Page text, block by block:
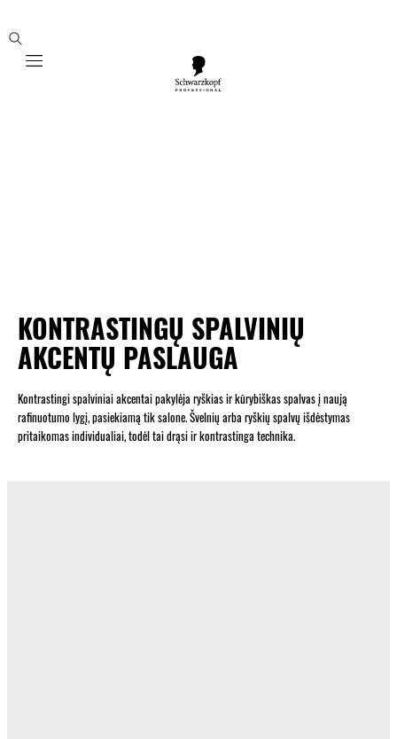
Mobile navigation
KONTRASTINGŲ SPALVINIŲ
AKCENTŲ PASLAUGA
Kontrastingi spalviniai akcentai pakylėja ryškias ir kūrybiškas spalvas į naują
rafinuotumo lygį, pasiekiamą tik salone. Švelnių arba ryškių spalvų išdėstymas
pritaikomas individualiai, todėl tai drąsi ir kontrastinga technika.